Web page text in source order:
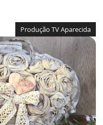
Produção TV Aparecida